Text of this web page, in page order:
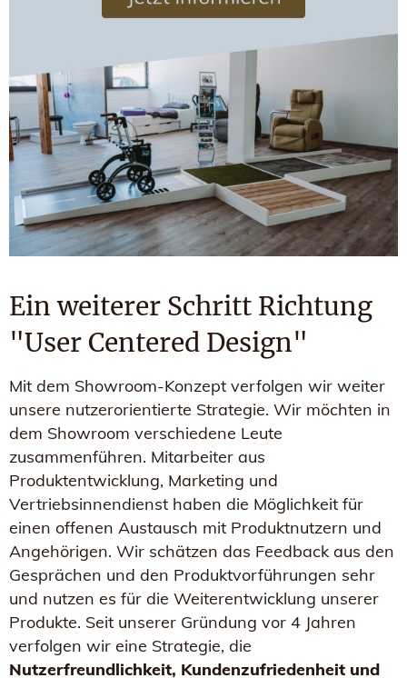
Ein weiterer Schritt Richtung
"User Centered Design"
Mit dem Showroom-Konzept verfolgen wir weiter
unsere nutzerorientierte Strategie. Wir möchten in
dem Showroom verschiedene Leute
zusammenführen. Mitarbeiter aus
Produktentwicklung, Marketing und
Vertriebsinnendienst haben die Möglichkeit für
einen offenen Austausch mit Produktnutzern und
Angehörigen. Wir schätzen das Feedback aus den
Gesprächen und den Produktvorführungen sehr
und nutzen es für die Weiterentwicklung unserer
Produkte. Seit unserer Gründung vor 4 Jahren
verfolgen wir eine Strategie, die
Nutzerfreundlichkeit, Kundenzufriedenheit und